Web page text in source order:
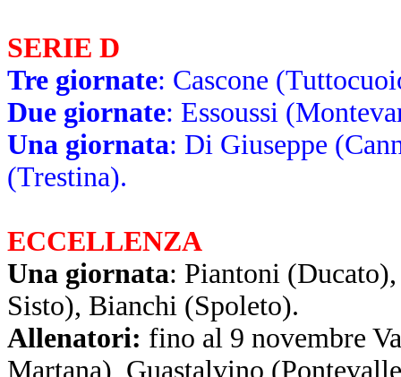
SERIE D
Tre giornate: Cascone
Due giornate: Essoussi
Una giornata: Di Giuseppe
(Trestina).
ECCELLENZA
Una giornata: Piantoni
Sisto), Bianchi (Spoleto).
Allenatori: fino al 9 novembre
Martana), Guastalvino